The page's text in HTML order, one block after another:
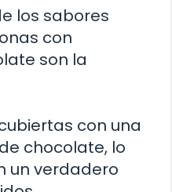
los sabores
con
son la
con una
chocolate, lo
un verdadero